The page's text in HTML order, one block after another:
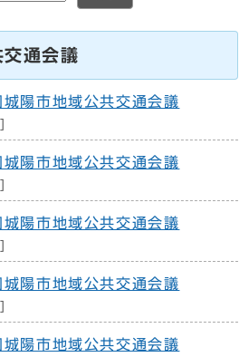
通会議
陽市地域公共交通会議
陽市地域公共交通会議
陽市地域公共交通会議
陽市地域公共交通会議
陽市地域公共交通会議